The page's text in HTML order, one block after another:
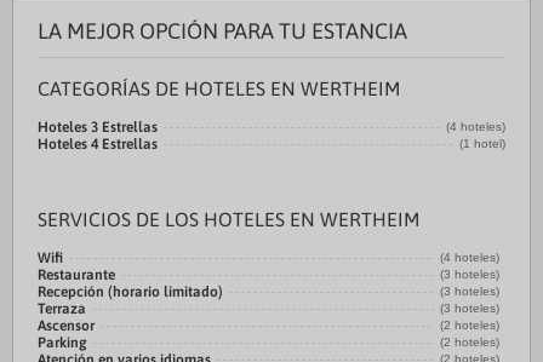
LA MEJOR OPCIÓN PARA TU ESTANCIA
CATEGORÍAS DE HOTELES EN WERTHEIM
Hoteles 3 Estrellas (4 hoteles)
Hoteles 4 Estrellas (1 hotel)
SERVICIOS DE LOS HOTELES EN WERTHEIM
Wifi (4 hoteles)
Restaurante (3 hoteles)
Recepción (horario limitado) (3 hoteles)
Terraza (3 hoteles)
Ascensor (2 hoteles)
Parking (2 hoteles)
(2 hoteles)